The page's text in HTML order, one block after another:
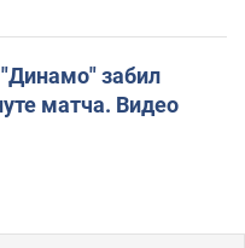
забил
матча. Видео